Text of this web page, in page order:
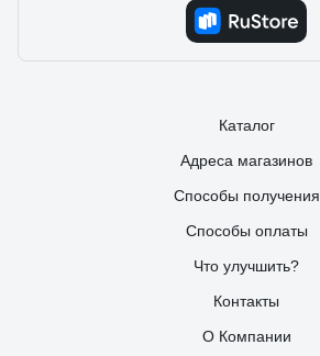
Каталог
Адреса магазинов
Способы получения
Способы оплаты
Что улучшить?
Контакты
О Компании